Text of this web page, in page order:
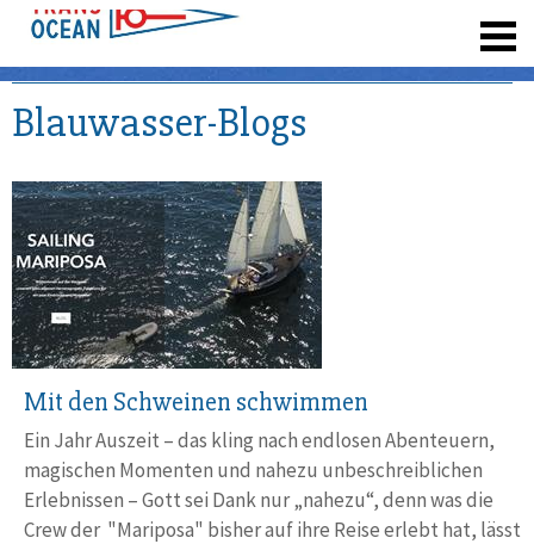
Blauwasser-Blogs
Mit den Schweinen schwimmen
Ein Jahr Auszeit – das kling nach endlosen Abenteuern,
magischen Momenten und nahezu unbeschreiblichen
Erlebnissen – Gott sei Dank nur „nahezu“, denn was die
Crew der "Mariposa" bisher auf ihre Reise erlebt hat, lässt